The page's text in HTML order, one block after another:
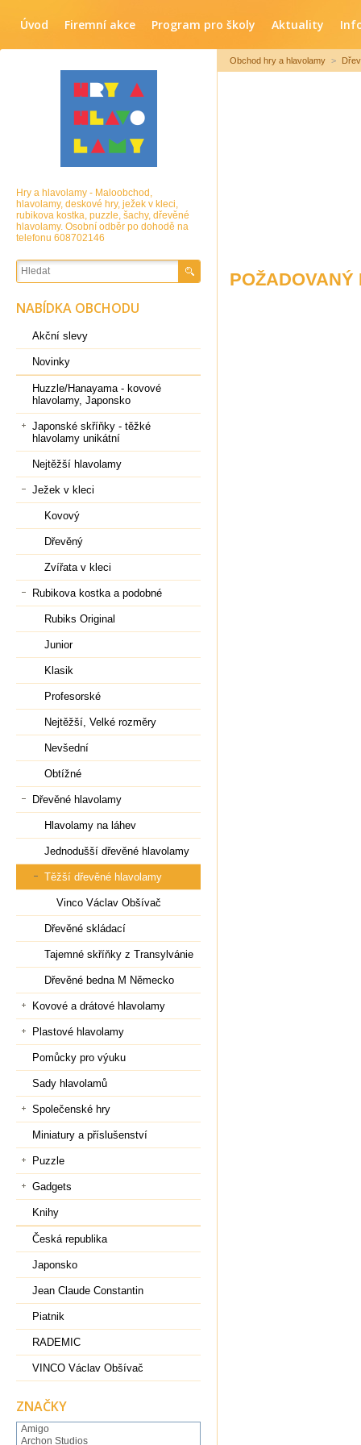
Úvod Firemní akce Program pro školy Aktuality
Obchod hry a hlavolamy >
Hry a hlavolamy - Maloobchod,
hlavolamy, deskové hry, ježek v kleci,
rubikova kostka, puzzle, šachy, dřevěné
hlavolamy. Osobní odběr po dohodě na
telefonu 608702146
NABÍDKA OBCHODU
Akční slevy
Novinky
Huzzle/Hanayama - kovové
hlavolamy, Japonsko
Japonské skříňky - těžké
hlavolamy unikátní
Nejtěžší hlavolamy
Ježek v kleci
Kovový
Dřevěný
Zvířata v kleci
Rubikova kostka a podobné
Rubiks Original
Junior
Klasik
Profesorské
Nejtěžší, Velké rozměry
Nevšední
Obtížné
Dřevěné hlavolamy
Hlavolamy na láhev
Jednodušší dřevěné hlavolamy
Těžší dřevěné hlavolamy
Vinco Václav Obšívač
Dřevěné skládací
Tajemné skříňky z Transylvánie
Dřevěné bedna M Německo
Kovové a drátové hlavolamy
Plastové hlavolamy
Pomůcky pro výuku
Sady hlavolamů
Společenské hry
Miniatury a příslušenství
Puzzle
Gadgets
Knihy
Česká republika
Japonsko
Jean Claude Constantin
Piatnik
RADEMIC
VINCO Václav Obšívač
ZNAČKY
Amigo
Archon Studios